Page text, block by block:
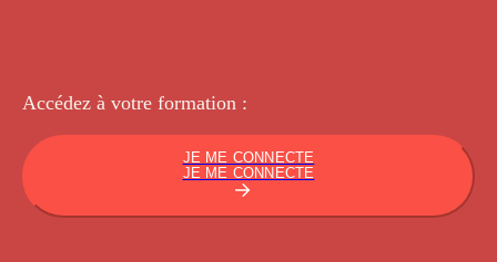
Accédez à votre formation :
JE ME CONNECTE
JE ME CONNECTE